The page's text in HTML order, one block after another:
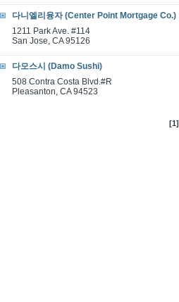
다니엘리융자 (Center Point Mortgage Co.)
1211 Park Ave. #114
San Jose, CA 95126
다모스시 (Damo Sushi)
508 Contra Costa Blvd.#R
Pleasanton, CA 94523
[1]